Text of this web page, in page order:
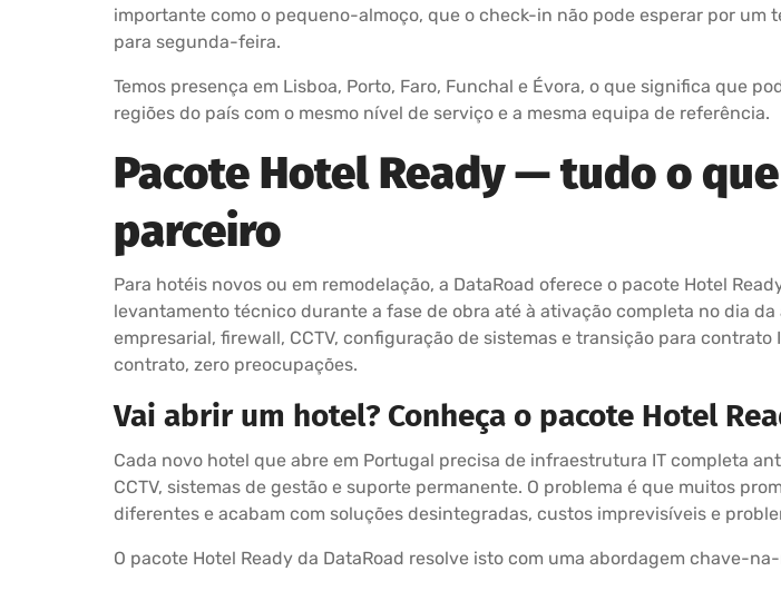
importante como o pequeno-almoço, que o check-in não pode esperar por
para segunda-feira.
Temos presença em Lisboa, Porto, Faro, Funchal e Évora, o que significa que
regiões do país com o mesmo nível de serviço e a mesma equipa de referência.
Pacote Hotel Ready — tudo o
parceiro
Para hotéis novos ou em remodelação, a DataRoad oferece o pacote Hotel
levantamento técnico durante a fase de obra até à ativação completa no dia
empresarial, firewall, CCTV, configuração de sistemas e transição para
contrato, zero preocupações.
Vai abrir um hotel? Conheça o pacote Hotel
Cada novo hotel que abre em Portugal precisa de infraestrutura IT completa
CCTV, sistemas de gestão e suporte permanente. O problema é que muitos
diferentes e acabam com soluções desintegradas, custos imprevisíveis e
O pacote Hotel Ready da DataRoad resolve isto com uma abordagem chave-